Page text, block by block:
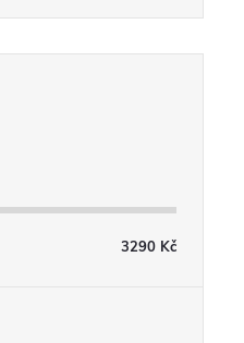
3290 Kč